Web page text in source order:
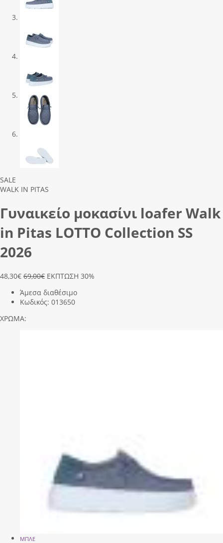
Previous
Next
SALE
WALK IN PITAS
Γυναικείο μοκασίνι loafer Walk
in Pitas LΟΤΤΟ Collection SS
2026
48,30€ 69,00€ ΕΚΠΤΩΣΗ 30%
Άμεσα διαθέσιμο
Κωδικός: 013650
ΧΡΩΜΑ:
ΜΠΛΕ